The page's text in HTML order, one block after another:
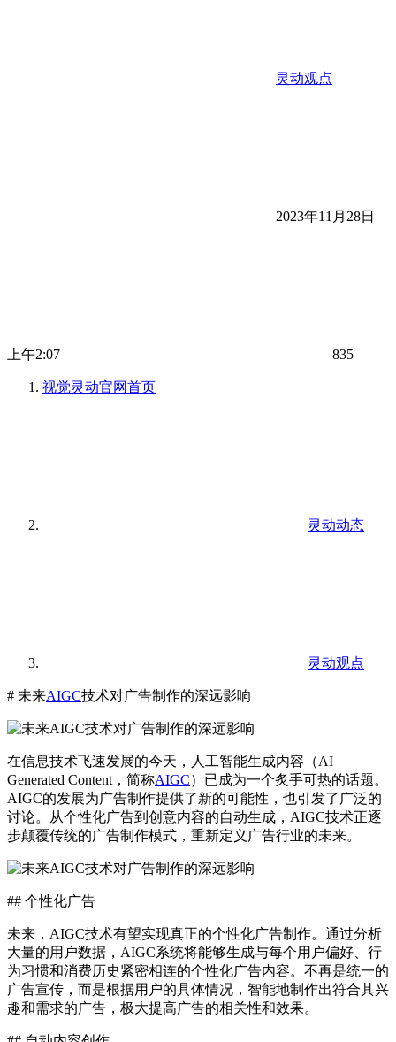
灵动观点
2023年11月28日
上午2:07 835
视觉灵动官网首页
灵动动态
灵动观点
# 未来AIGC技术对广告制作的深远影响
在信息技术飞速发展的今天，人工智能生成内容（AI
Generated Content，简称AIGC）已成为一个炙手可热的话题。
AIGC的发展为广告制作提供了新的可能性，也引发了广泛的
讨论。从个性化广告到创意内容的自动生成，AIGC技术正逐
步颠覆传统的广告制作模式，重新定义广告行业的未来。
## 个性化广告
未来，AIGC技术有望实现真正的个性化广告制作。通过分析
大量的用户数据，AIGC系统将能够生成与每个用户偏好、行
为习惯和消费历史紧密相连的个性化广告内容。不再是统一的
广告宣传，而是根据用户的具体情况，智能地制作出符合其兴
趣和需求的广告，极大提高广告的相关性和效果。